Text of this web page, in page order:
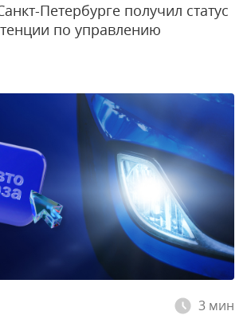
Петербурге получил статус
по управлению
3 мин